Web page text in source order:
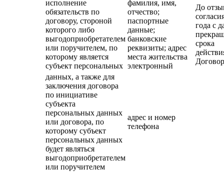
исполнение
обязательств по
договору, стороной
которого либо
выгодоприобретателем
или поручителем, по
которому является
субъект персональных
фамилия, имя,
отчество;
паспортные
данные;
банковские
реквизиты; адрес
места жительства
электронный
До
года с
срока
данных, а также для
заключения договора
по инициативе
субъекта
персональных данных
или договора, по
которому субъект
персональных данных
будет являться
выгодоприобретателем
или поручителем
адрес и номер
телефона